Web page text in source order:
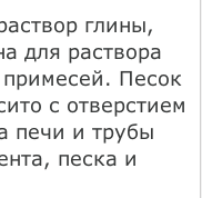
глины,
для раствора
Песок
с отверстием
печи и трубы
песка и